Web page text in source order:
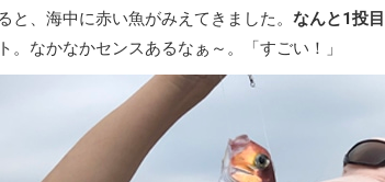
と、海中に赤い魚がみえてきました。 なんと1投
。なかなかセンスあるなぁ～。「すごい！」